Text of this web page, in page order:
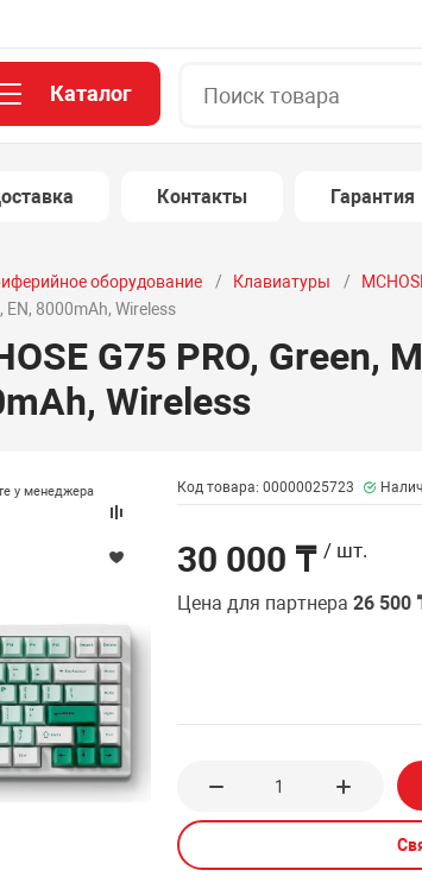
Каталог
Контакты Гарантия
оборудование Клавиатуры
8000mAh, Wireless
G75 PRO, Green,
Wireless
у менеджера Код товара: 00000025723
30 000 ₸ / шт.
Цена для партнера26 500